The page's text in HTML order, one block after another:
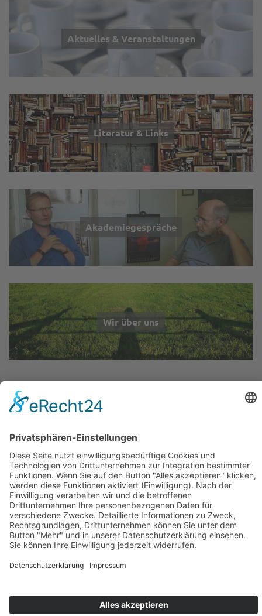
Aktuelles & Veranstaltungen
Literatur & Links
Akademiegespräche
Wir über uns
Kontakt
Impressum
Datenschutz
Sitemap
▲